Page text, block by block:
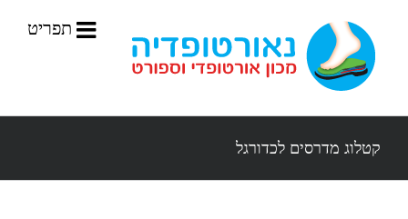
קטלוג מדרסים לכדורגל